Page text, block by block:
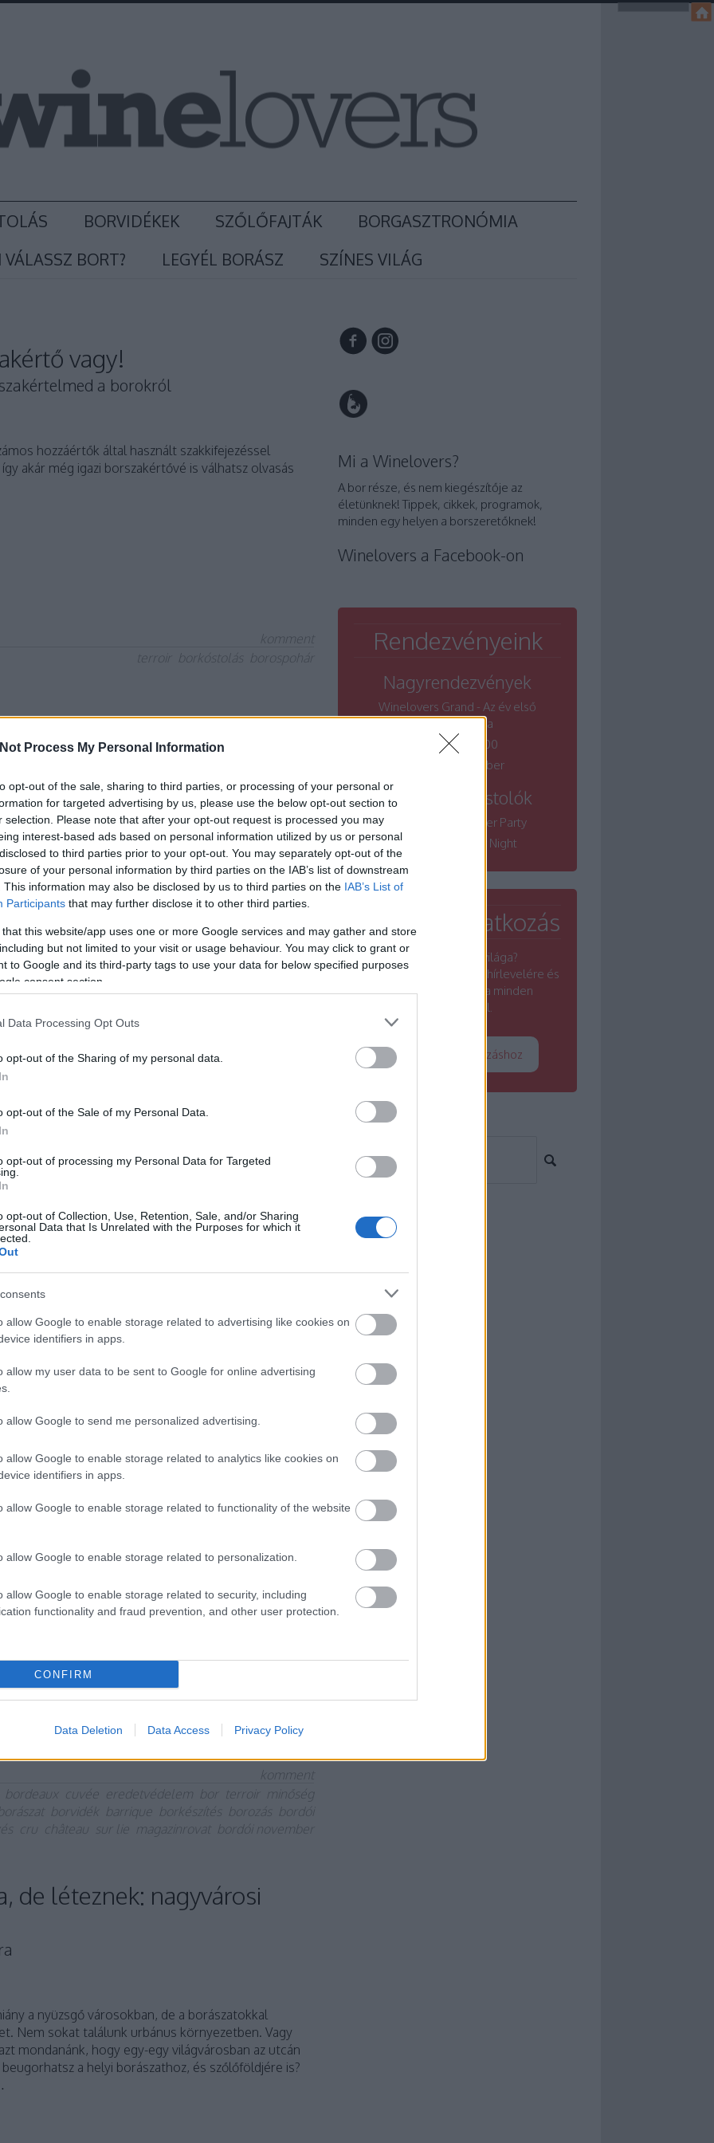
Process My Personal Information
opt-out of the sale, sharing to third parties, or processing of your personal or
for targeted advertising by us, please use the below opt-out section to
selection. Please note that after your opt-out request is processed you may
interest-based ads based on personal information utilized by us or personal
to third parties prior to your opt-out. You may separately opt-out of the
of your personal information by third parties on the IAB’s list of downstream
This information may also be disclosed by us to third parties on the IAB’s List of
Participants that may further disclose it to other third parties.
that this website/app uses one or more Google services and may gather and store
but not limited to your visit or usage behaviour. You may click to grant or
to Google and its third-party tags to use your data for below specified purposes
consent section.
Data Processing Opt Outs
opt-out of the Sharing of my personal data.
opt-out of the Sale of my Personal Data.
opt-out of processing my Personal Data for Targeted
opt-out of Collection, Use, Retention, Sale, and/or Sharing
Data that Is Unrelated with the Purposes for which it
allow Google to enable storage related to advertising like cookies on
identifiers in apps.
allow my user data to be sent to Google for online advertising
allow Google to send me personalized advertising.
allow Google to enable storage related to analytics like cookies on
identifiers in apps.
allow Google to enable storage related to functionality of the website
allow Google to enable storage related to personalization.
allow Google to enable storage related to security, including
functionality and fraud prevention, and other user protection.
CONFIRM
Data Deletion Data Access Privacy Policy
BORVIDÉKEK SZŐLŐFAJTÁK
BORGASZTRONÓMIA
BORT?
LEGYÉL BORÁSZ SZÍNES VILÁG
vagy!
a borokról
hozzáértők által használt szakkifejezéssel
akár még igazi borszakértővé is válhatsz olvasás
komment
terroir borkóstolás borospohár
milyen bor születik
terroir kifejezést a borok esetében, nem baj, ha
mik is határozzák meg. Ez a borválasztásunkat is
terroir klíma cukor sav
olyan szófordulatokat, mint
felül megjelenik a borász egyénisége is. Ám nem
és még a terroristáktól sem kell megijedned. Már
komment
kóstoljuk és vásároljuk (már a karácsonyra is
ezekről beszélünk. Lehet, hogy te nem, de mi, a
komment
bordeaux cuvée eredetvédelem bor terroir minőség
borvidék barrique borkészítés borozás bordói
cru château sur lie magazinrovat bordói november
de léteznek: nagyvárosi
a nyüzsgő városokban, de a borászatokkal
Nem sokat találunk urbánus környezetben. Vagy
mondanánk, hogy egy-egy világvárosban az utcán
a helyi borászathoz, és szőlőföldjére is?
Mi a Winelovers?
A bor része, és nem kiegészítője az
életünknek! Tippek, cikkek, programok,
minden egy helyen a borszeretőknek!
Winelovers a Facebook-on
Rendezvényeink
Nagyrendezvények
Winelovers Grand - Az év első
borfesztiválja
Winelovers 100
Bordói November
Tematikus kóstolók
Winelovers Summer Party
Winelovers River Night
Hírlevél feliratkozás
Érdekel a borok világa?
Iratkozz fel a Winelovers hírlevelére és
értesülj a borszakma minden
rezdüléséről.
Tovább a feliratkozáshoz
Keresés